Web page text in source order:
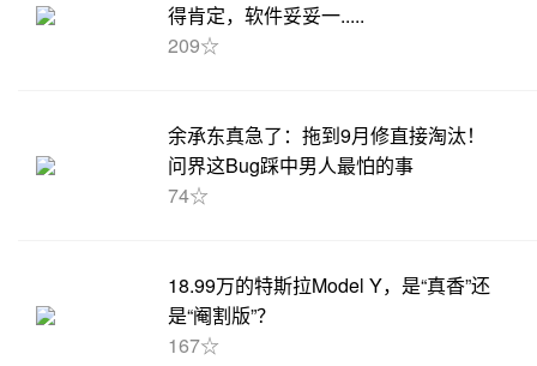
得肯定，软件妥妥一.....
209☆
余承东真急了：拖到9月修直接淘汰！
问界这Bug踩中男人最怕的事
74☆
18.99万的特斯拉Model Y，是“真香”还
是“阉割版”？
167☆